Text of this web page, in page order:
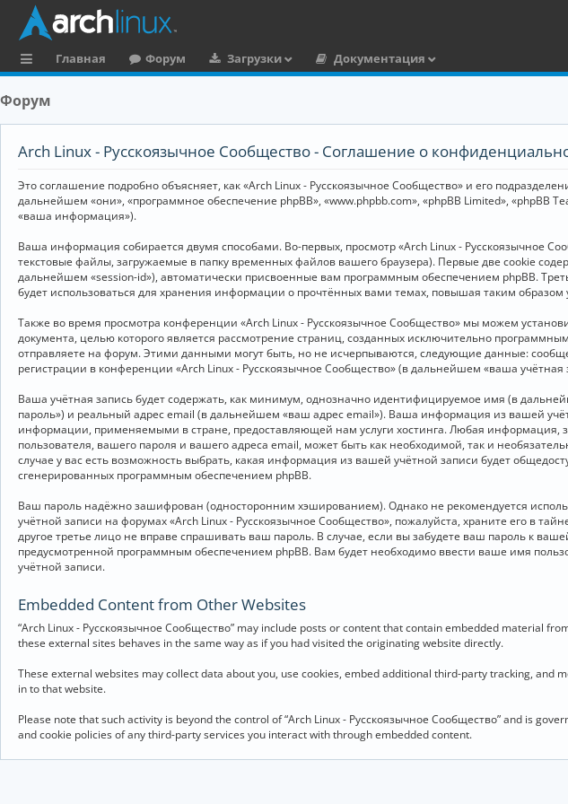
ы
и
Главная Форум Загрузки
Документация
Форум
Arch Linux - Русскоязычное Сообщество - Соглашение о
Это соглашение подробно объясняет, как «Arch Linux - Русскоязычное Сообщество» и его
дальнейшем «они», «программное обеспечение phpBB», «www.phpbb.com», «phpBB Limited»,
«ваша информация»).
Ваша информация собирается двумя способами. Во-первых, просмотр «Arch Linux - Русскоязычное
текстовые файлы, загружаемые в папку временных файлов вашего браузера). Первые две cookie
дальнейшем «session-id»), автоматически присвоенные вам программным обеспечением phpBB.
будет использоваться для хранения информации о прочтённых вами темах, повышая таким образом
Также во время просмотра конференции «Arch Linux - Русскоязычное Сообщество» мы можем
документа, целью которого является рассмотрение страниц, созданных исключительно
отправляете на форум. Этими данными могут быть, но не исчерпываются, следующие данные:
регистрации в конференции «Arch Linux - Русскоязычное Сообщество» (в дальнейшем «ваша
Ваша учётная запись будет содержать, как минимум, однозначно идентифицируемое имя (в
пароль») и реальный адрес email (в дальнейшем «ваш адрес email»). Ваша информация из вашей
информации, применяемыми в стране, предоставляющей нам услуги хостинга. Любая информация,
пользователя, вашего пароля и вашего адреса email, может быть как необходимой, так и
случае у вас есть возможность выбрать, какая информация из вашей учётной записи будет
сгенерированных программным обеспечением phpBB.
Ваш пароль надёжно зашифрован (односторонним хэшированием). Однако не рекомендуется
учётной записи на форумах «Arch Linux - Русскоязычное Сообщество», пожалуйста, храните его в
другое третье лицо не вправе спрашивать ваш пароль. В случае, если вы забудете ваш пароль к
предусмотренной программным обеспечением phpBB. Вам будет необходимо ввести ваше имя
учётной записи.
Embedded Content from Other Websites
“Arch Linux - Русскоязычное Сообщество” may include posts or content that contain embedded material
these external sites behaves in the same way as if you had visited the originating website directly.
These external websites may collect data about you, use cookies, embed additional third-party tracking,
in to that website.
Please note that such activity is beyond the control of “Arch Linux - Русскоязычное Сообщество” and is
and cookie policies of any third-party services you interact with through embedded content.